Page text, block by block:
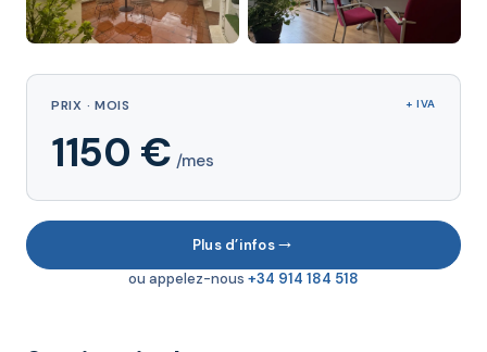
PRIX · MOIS + IVA
1150 € /mes
Plus d’infos→
ou appelez-nous +34 914 184 518